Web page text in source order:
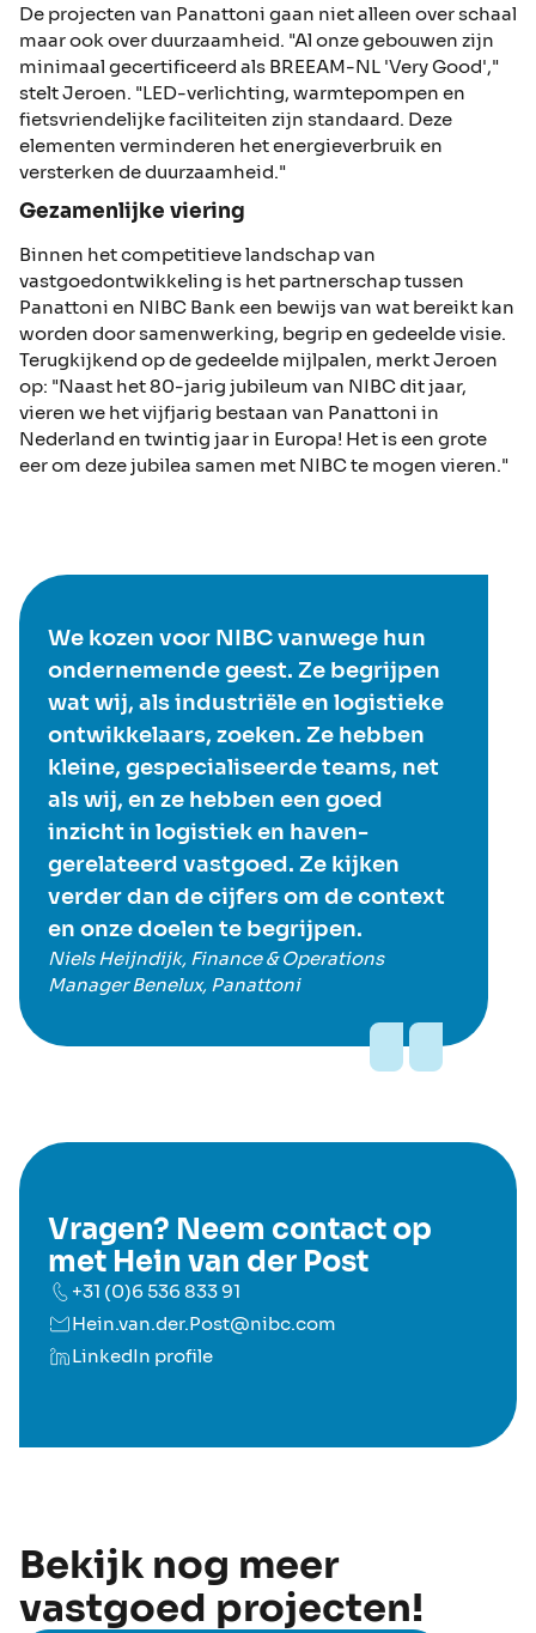
De projecten van Panattoni gaan niet alleen over schaal
maar ook over duurzaamheid. "Al onze gebouwen zijn
minimaal gecertificeerd als BREEAM-NL 'Very Good',"
stelt Jeroen. "LED-verlichting, warmtepompen en
fietsvriendelijke faciliteiten zijn standaard. Deze
elementen verminderen het energieverbruik en
versterken de duurzaamheid."
Gezamenlijke viering
Binnen het competitieve landschap van
vastgoedontwikkeling is het partnerschap tussen
Panattoni en NIBC Bank een bewijs van wat bereikt kan
worden door samenwerking, begrip en gedeelde visie.
Terugkijkend op de gedeelde mijlpalen, merkt Jeroen
op: "Naast het 80-jarig jubileum van NIBC dit jaar,
vieren we het vijfjarig bestaan van Panattoni in
Nederland en twintig jaar in Europa! Het is een grote
eer om deze jubilea samen met NIBC te mogen vieren."
We kozen voor NIBC vanwege hun
ondernemende geest. Ze begrijpen
wat wij, als industriële en logistieke
ontwikkelaars, zoeken. Ze hebben
kleine, gespecialiseerde teams, net
als wij, en ze hebben een goed
inzicht in logistiek en haven-
gerelateerd vastgoed. Ze kijken
verder dan de cijfers om de context
en onze doelen te begrijpen.
Niels Heijndijk, Finance & Operations
Manager Benelux, Panattoni
Vragen? Neem contact op
met Hein van der Post
+31 (0)6 536 833 91
Hein.van.der.Post@nibc.com
LinkedIn profile
Bekijk nog meer
vastgoed projecten!